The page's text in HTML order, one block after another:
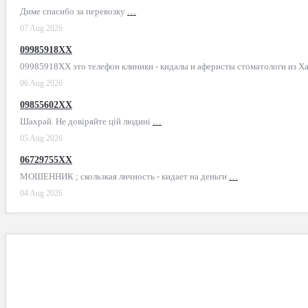
Диме спасибо за перевозку …
07 Aug 2026
09985918XX
09985918XX это телефон клиники - кидалы и аферисты стоматологи из
06 Aug 2026
09855602XX
Шахрай. Не довіряйте цій людині …
05 Aug 2026
06729755XX
МОШЕННИК ; скользкая личность - кидает на деньги …
04 Aug 2026